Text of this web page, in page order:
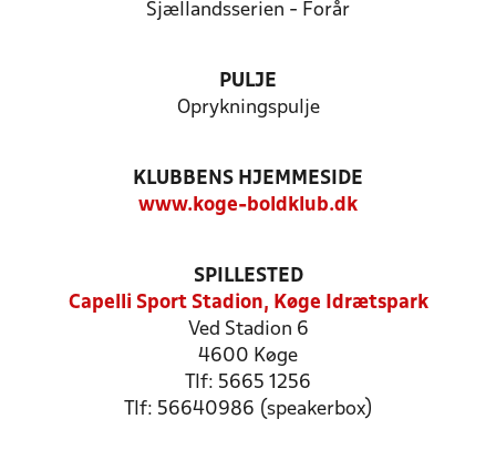
Sjællandsserien - Forår
PULJE
Oprykningspulje
KLUBBENS HJEMMESIDE
www.koge-boldklub.dk
SPILLESTED
Capelli Sport Stadion, Køge Idrætspark
Ved Stadion 6
4600 Køge
Tlf: 5665 1256
Tlf: 56640986 (speakerbox)